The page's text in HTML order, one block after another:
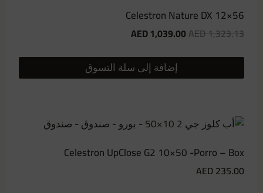
Celestron Nature DX 12×56
AED1,323.13
السعر
1,323.13
AED.
AED1,039.00
السعر
هو:
1,039.00
إضافة إلى سلة التسوق
Celestron UpClose G2 10×50 -Porro – Box
AED235.00